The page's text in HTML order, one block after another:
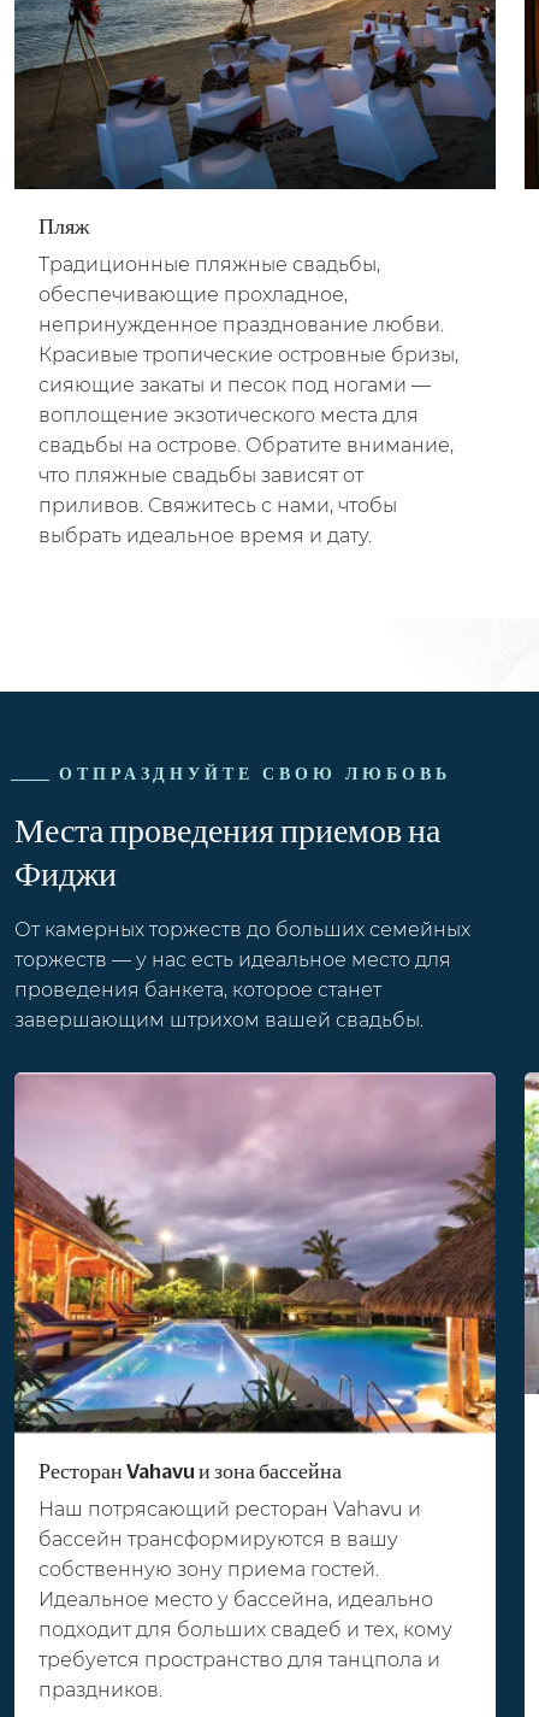
Пляж
Традиционные пляжные свадьбы,
обеспечивающие прохладное,
непринужденное празднование любви.
Красивые тропические островные бризы,
сияющие закаты и песок под ногами —
воплощение экзотического места для
свадьбы на острове. Обратите внимание,
что пляжные свадьбы зависят от
приливов. Свяжитесь с нами, чтобы
выбрать идеальное время и дату.
ОТПРАЗДНУЙТЕ СВОЮ ЛЮБОВЬ
Места проведения приемов на
Фиджи
От камерных торжеств до больших семейных
торжеств — у нас есть идеальное место для
проведения банкета, которое станет
завершающим штрихом вашей свадьбы.
Ресторан Vahavu и зона бассейна
Наш потрясающий ресторан Vahavu и
бассейн трансформируются в вашу
собственную зону приема гостей.
Идеальное место у бассейна, идеально
подходит для больших свадеб и тех, кому
требуется пространство для танцпола и
праздников.